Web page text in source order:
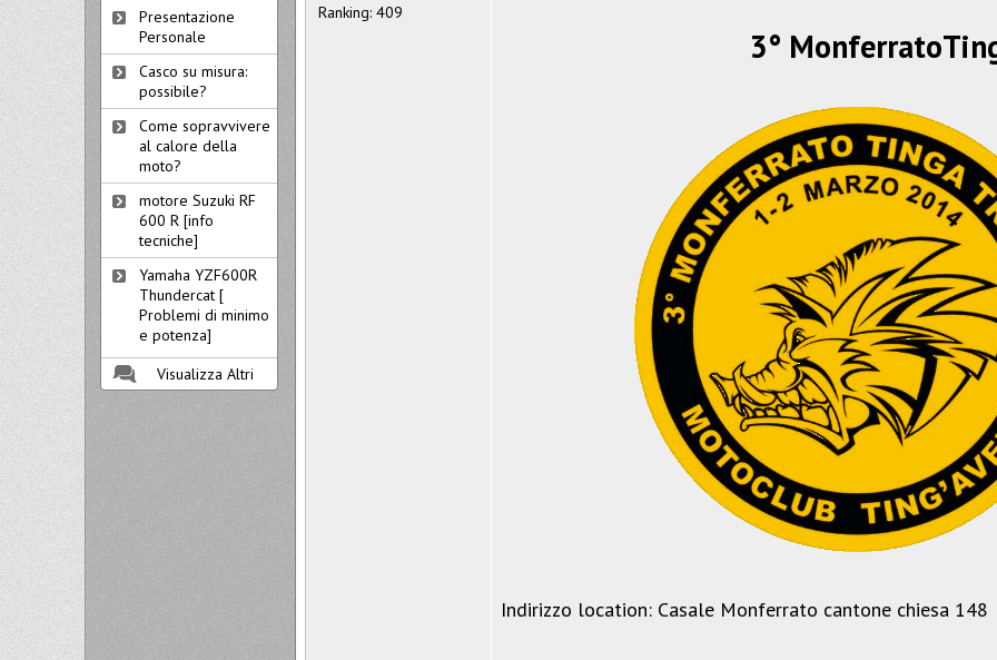
3°
Indirizzo location: Casale Monferrato cantone chiesa 148
Ranking: 409
Presentazione
Personale
Casco su misura:
possibile?
Come sopravvivere
al calore della
moto?
motore Suzuki RF
600 R [info
tecniche]
Yamaha YZF600R
Thundercat [
Problemi di minimo
e potenza]
Visualizza Altri